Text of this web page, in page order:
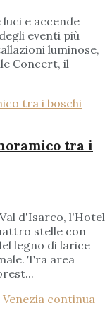
e accende
eventi più
luminose,
Concert, il
tra i
d'Isarco, l'Hotel
stelle con
legno di larice
Tra area